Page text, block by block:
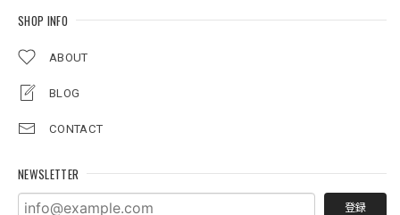
SHOP INFO
ABOUT
BLOG
CONTACT
NEWSLETTER
登録